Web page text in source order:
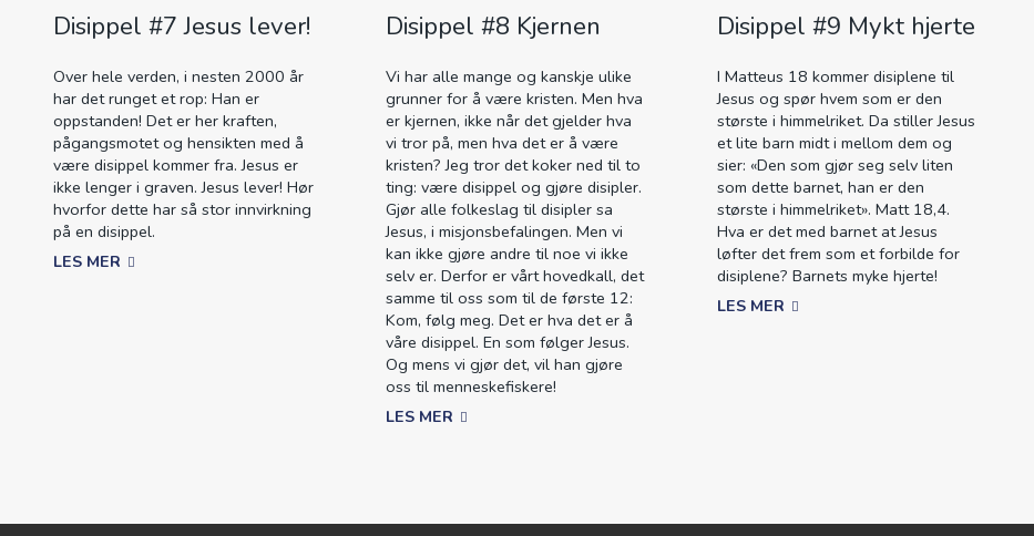
Disippel #7 Jesus lever!
Over hele verden, i nesten 2000 år
har det runget et rop: Han er
oppstanden! Det er her kraften,
pågangsmotet og hensikten med å
være disippel kommer fra. Jesus er
ikke lenger i graven. Jesus lever! Hør
hvorfor dette har så stor innvirkning
på en disippel.
LES MER
Disippel #8 Kjernen
Vi har alle mange og kanskje ulike
grunner for å være kristen. Men hva
er kjernen, ikke når det gjelder hva
vi tror på, men hva det er å være
kristen? Jeg tror det koker ned til to
ting: være disippel og gjøre disipler.
Gjør alle folkeslag til disipler sa
Jesus, i misjonsbefalingen. Men vi
kan ikke gjøre andre til noe vi ikke
selv er. Derfor er vårt hovedkall, det
samme til oss som til de første 12:
Kom, følg meg. Det er hva det er å
våre disippel. En som følger Jesus.
Og mens vi gjør det, vil han gjøre
oss til menneskefiskere!
LES MER
Disippel #9 Mykt hjerte
I Matteus 18 kommer disiplene til
Jesus og spør hvem som er den
største i himmelriket. Da stiller Jesus
et lite barn midt i mellom dem og
sier: «Den som gjør seg selv liten
som dette barnet, han er den
største i himmelriket». Matt 18,4.
Hva er det med barnet at Jesus
løfter det frem som et forbilde for
disiplene? Barnets myke hjerte!
LES MER